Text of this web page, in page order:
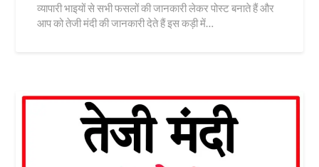
व्यापारी भाइयों से सभी फसलों की जानकारी लेकर पोस्ट बनाते हैं और
आप को तेजी मंदी की जानकारी देते हैं इस कड़ी में…